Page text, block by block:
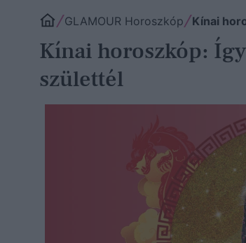
GLAMOUR Horoszkóp Kínai
Kínai horoszkóp:
születtél